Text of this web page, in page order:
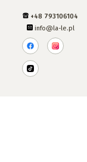
+48 793106104
info@la-le.pl